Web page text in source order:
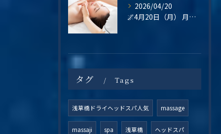
2026/04/20
🌌4月20日（月） 月曜日は、“整えてから始める”という選択を🌿
タグ Tags
浅草橋ドライヘッドスパ人気 massage
massaji spa 浅草橋 ヘッドスパ